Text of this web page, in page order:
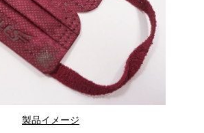
製品イメージ